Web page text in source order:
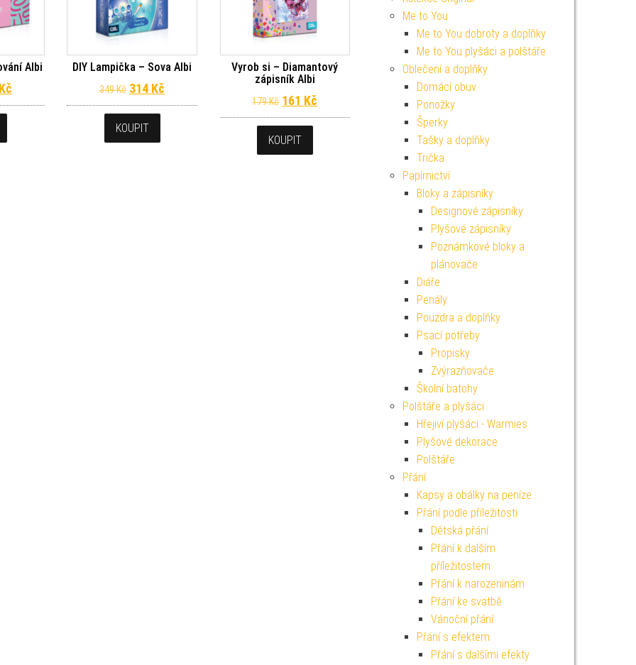
Albi
cena byla: 349 Kč.
KčAktuální cena je: 314 Kč.
DIY Lampička – Sova Albi
349Kč Původní cena byla: 349 Kč.
314 Kč Aktuální cena je: 314 Kč.
KOUPIT
Vyrob si – Diamantový
zápisník Albi
179Kč Původní cena byla: 179 Kč.
161 Kč Aktuální cena je: 161 Kč.
KOUPIT
Me to You
Me to You dobroty a doplňky
Me to You plyšáci a polštáře
Oblečení a doplňky
Domácí obuv
Ponožky
Šperky
Tašky a doplňky
Trička
Papírnictví
Bloky a zápisníky
Designové zápisníky
Plyšové zápisníky
Poznámkové bloky a
plánovače
Diáře
Penály
Pouzdra a doplňky
Psací potřeby
Propisky
Zvýrazňovače
Školní batohy
Polštáře a plyšáci
Hřejiví plyšáci - Warmies
Plyšové dekorace
Polštáře
Přání
Kapsy a obálky na peníze
Přání podle příležitosti
Dětská přání
Přání k dalším
příležitostem
Přání k narozeninám
Přání ke svatbě
Vánoční přání
Přání s efektem
Přání s dalšími efekty